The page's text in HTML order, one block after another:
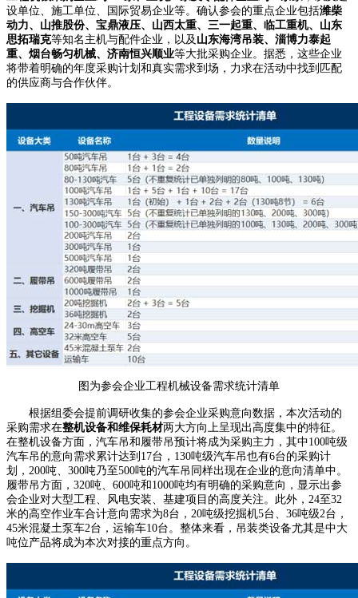
设单位、施工单位、国际贸易企业等。确认参会的重点企业包括潍柴
动力、山推股份、宝鼎液压、山西太重、三一起重、临工重机、山东
思拓瑞克等知名主机与配件企业，以及 山东海湾吊装、淄博力泰起
重、烟台畅匀机械、济南恒兴顺业等大批采购企业。据悉，这些企业
将带着明确的年度采购计划和真实需求到场，力求在活动中找到匹配
的供应商与合作伙伴。
图为参会企业工程机械设备需求统计清单
根据组委会提前调研收集的参会企业采购意向数据，本次活动的
采购需求在整机设备和维保耗材两大方向上呈现出高度集中的特征。
在整机设备方面，汽车吊和履带吊预计将成为采购主力，其中100吨级
汽车吊的意向需求累计达到17台，130吨级汽车吊也有6台的采购计
划，200吨、300吨乃至500吨的汽车吊同样出现在企业的意向清单中。
履带吊方面，320吨、600吨和1000吨均有明确的采购意向，显示出参
会企业对大型工程、风电安装、基建项目的高度关注。此外，24至32
米的高空作业车合计意向需求为8台，20吨级挖掘机5台、36吨级2台，
45米混凝土泵车2台，运输车10台。整体来看，吊装类设备尤其是中大
吨位产品将成为本次对接的重点方向。